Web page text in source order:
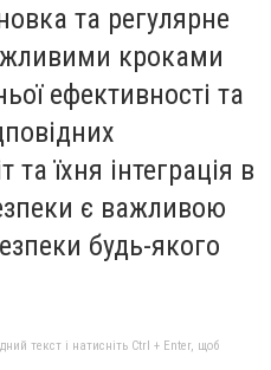
та регулярне
кроками
ефективності та
їхня інтеграція в
є важливою
будь-якого
текст і натисніть Ctrl + Enter, щоб